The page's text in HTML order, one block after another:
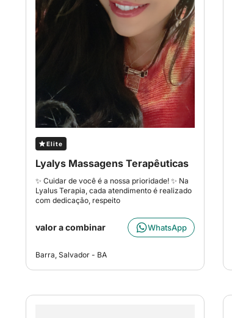
Elite
Lyalys Massagens Terapêuticas
✨ Cuidar de você é a nossa prioridade! ✨ Na
Lyalus Terapia, cada atendimento é realizado
com dedicação, respeito
valor a combinar WhatsApp
Barra, Salvador - BA